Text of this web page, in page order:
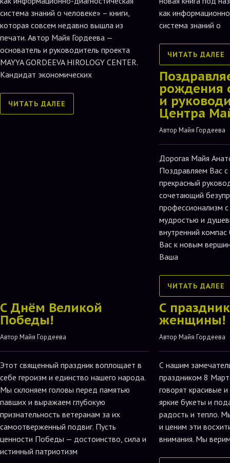
система знаний о человеке» – книги,
которая совсем недавно вышла из
печати. Автор Майя Гордеева —
основатель и руководитель проекта
MAYYA GORDEEVA HIROLOGY CENTER.
Кандидат экономических
ЧИТАТЬ ДАЛЕЕ
как
система знаний о
ЧИТАТЬ ДАЛЕЕ
рождения
и
Центра
Автор Майя Гордеева
Дорогая Майя
Поздравляем Вас
прекрасный
сочетающий
профессионализм
мудростью и
внутренний
Вас к новым
Ваша
ЧИТАТЬ ДАЛЕЕ
С Днём Великой
Победы!
Автор Майя Гордеева
Этот священный праздник воплощает в
себе героизм и единство нашего народа.
Мы склоняем головы перед памятью
павших и выражаем глубокую
признательность ветеранам за их
самоотверженный подвиг. Пусть
ценности Победы — достоинство, сила и
истинный патриотизм
С
женщины!
Автор Майя Гордеева
С нашим
праздником 8
говорят красивые
яркие букеты и
радость и тепло.
и ценим эти
внимания. Мы